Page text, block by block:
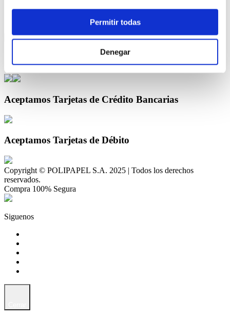
Permitir todas
Denegar
Compra También con Crédito Directo
Aceptamos Tarjetas de Crédito Bancarias
Aceptamos Tarjetas de Débito
Copyright © POLIPAPEL S.A. 2025 | Todos los derechos
reservados.
Compra 100% Segura
Siguenos